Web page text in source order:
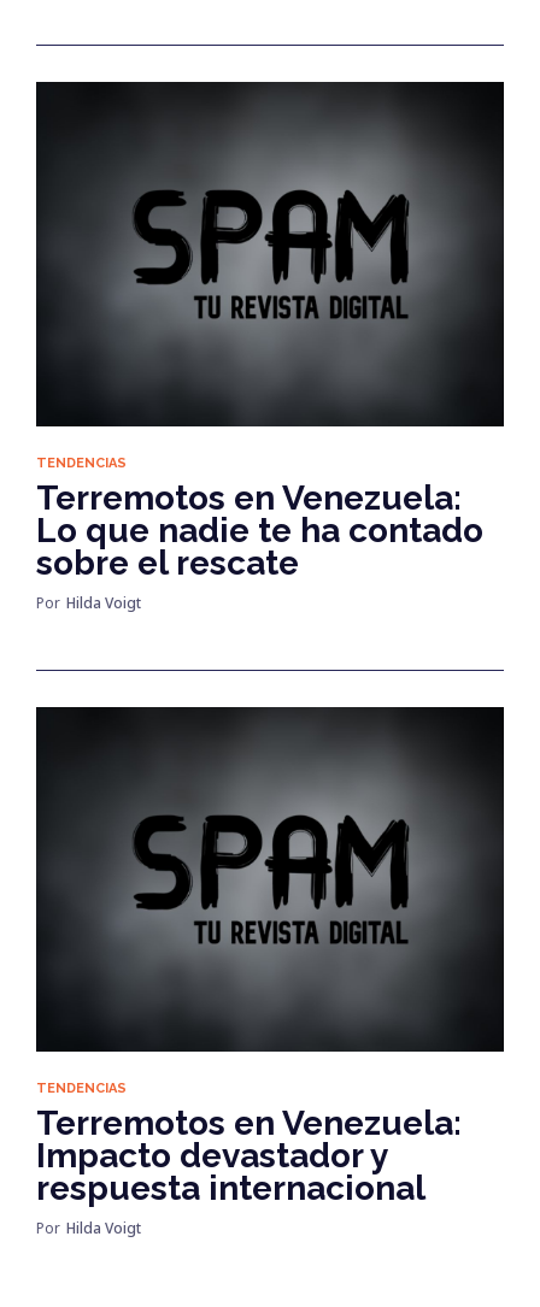
TENDENCIAS
Terremotos en Venezuela:
Lo que nadie te ha contado
sobre el rescate
Por Hilda Voigt
TENDENCIAS
Terremotos en Venezuela:
Impacto devastador y
respuesta internacional
Por Hilda Voigt